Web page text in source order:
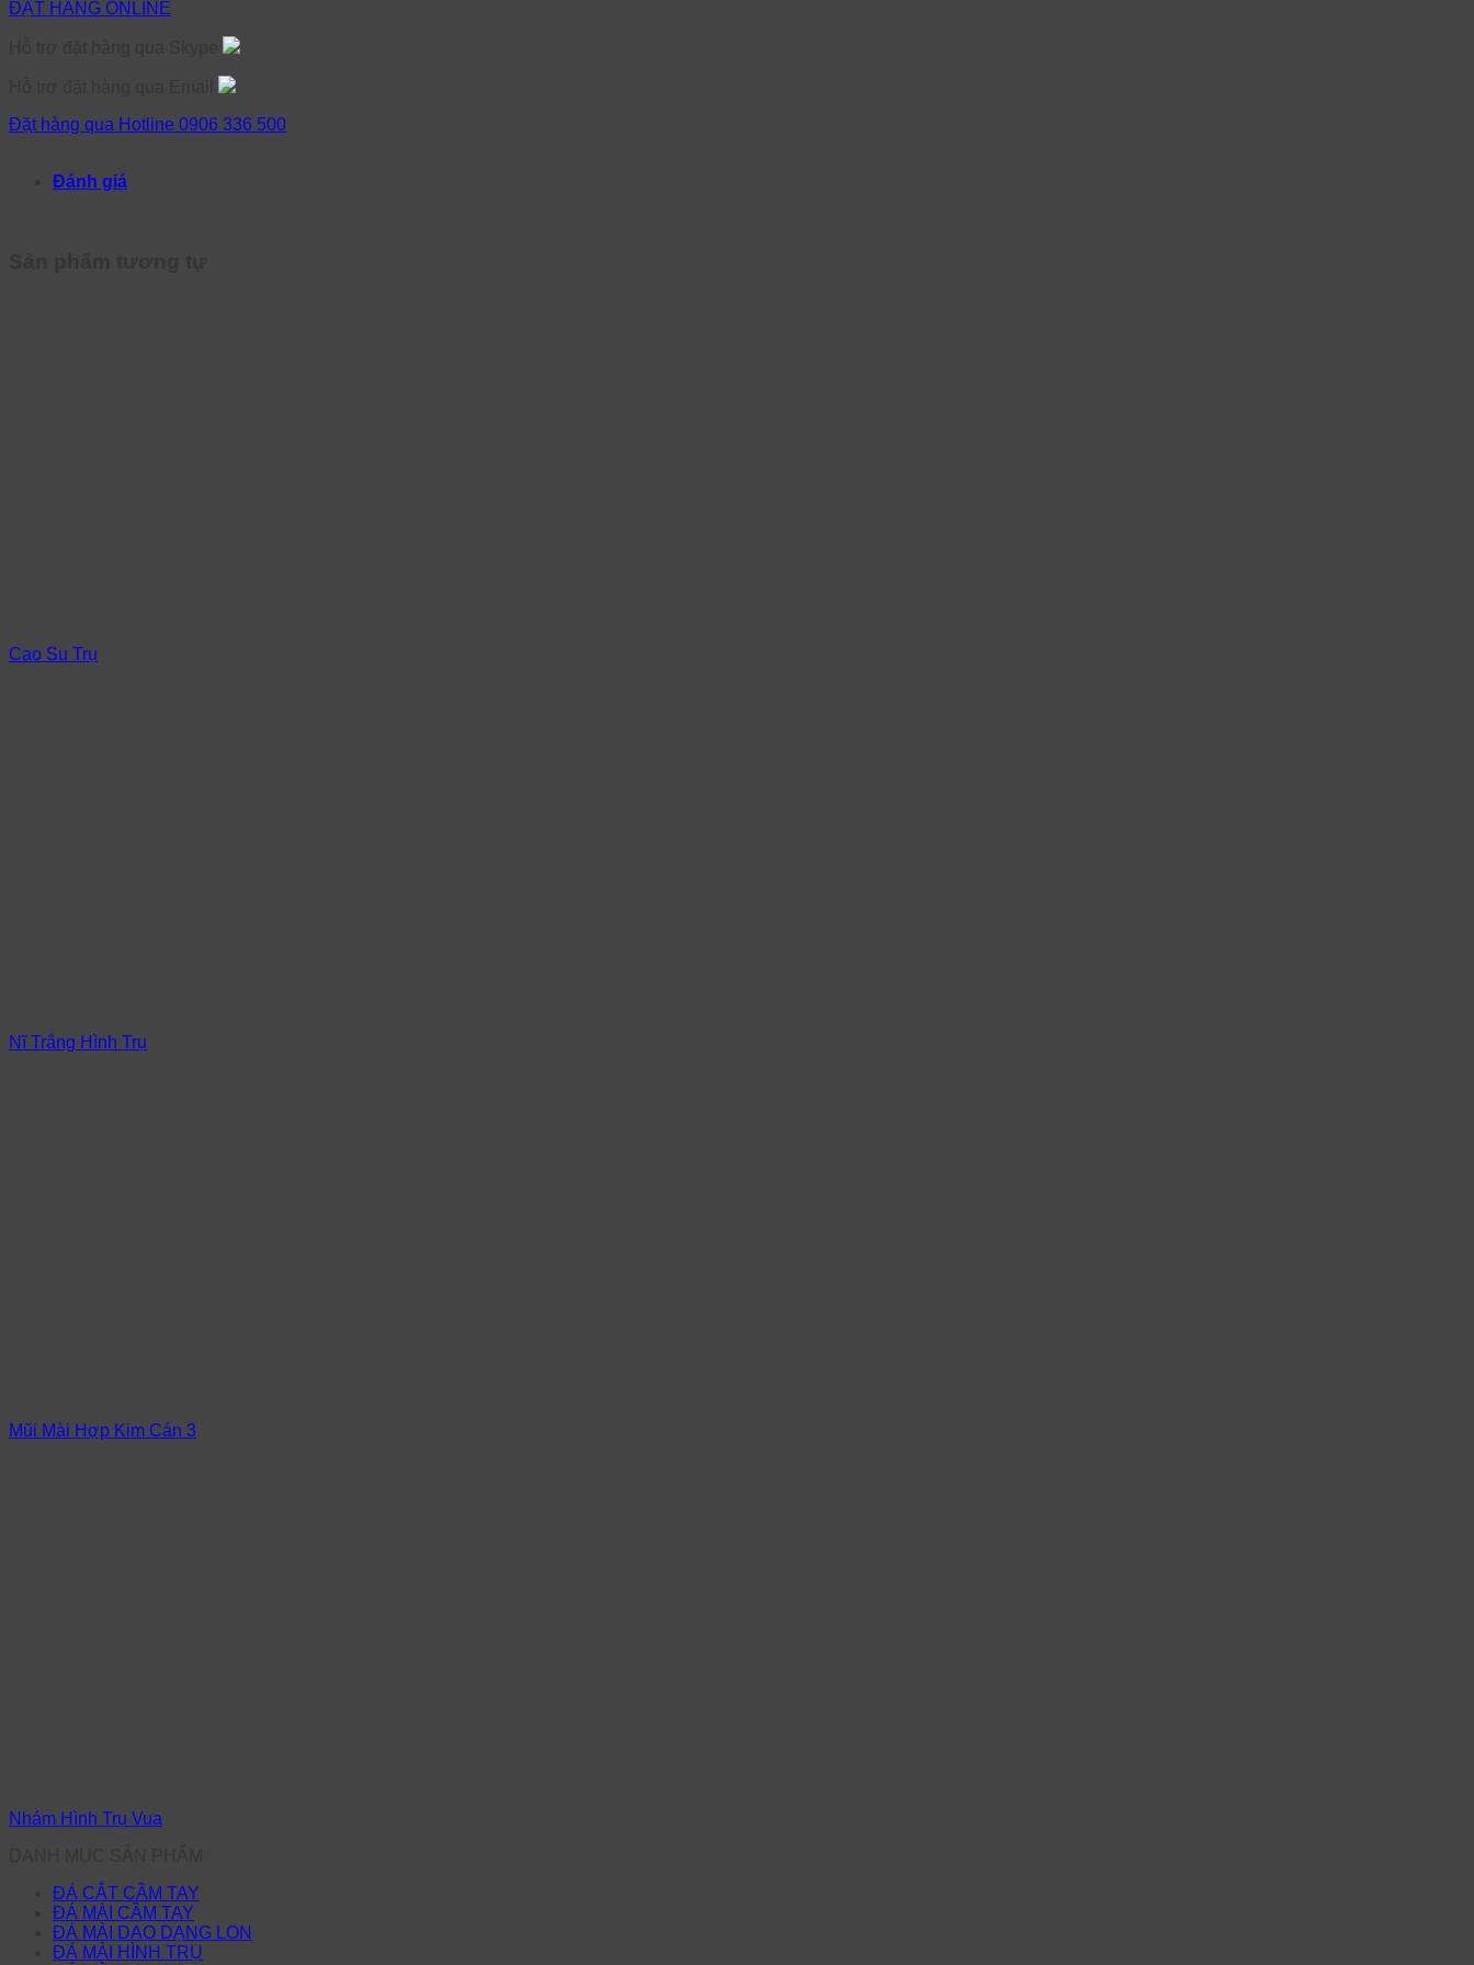
ĐẶT HÀNG ONLINE
Đặt hàng qua Hotline 0906 336 500
Đánh giá
Cao Su Trụ
Nĩ Trắng Hình Trụ
Mũi Mài Hợp Kim Cán 3
Nhám Hình Trụ Vua
ĐÁ CẮT CẦM TAY
ĐÁ MÀI CẦM TAY
ĐÁ MÀI DAO DẠNG LON
ĐÁ MÀI HÌNH TRỤ